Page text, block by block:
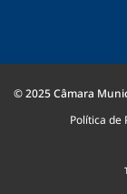
© 2025 Câmara
Política de